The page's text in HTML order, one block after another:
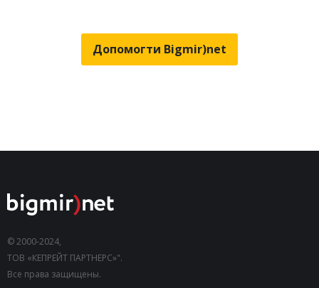
Допомогти Bigmir)net
© 2000-2024,
ТОВ «КЕПРЕЙТ ПАРТНЕРС»".
Все права защищены.